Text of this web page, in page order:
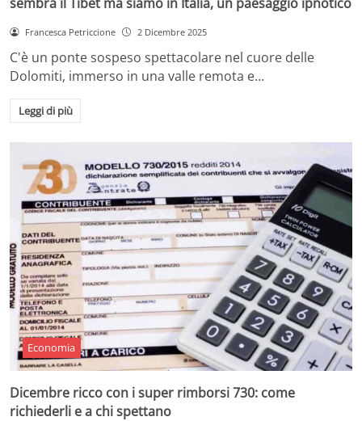
Francesca Petriccione 2 Dicembre 2025
C'è un ponte sospeso spettacolare nel cuore delle
Dolomiti, immerso in una valle remota e…
Leggi di più
Economia
Dicembre ricco con i super rimborsi 730: come
richiederli e a chi spettano